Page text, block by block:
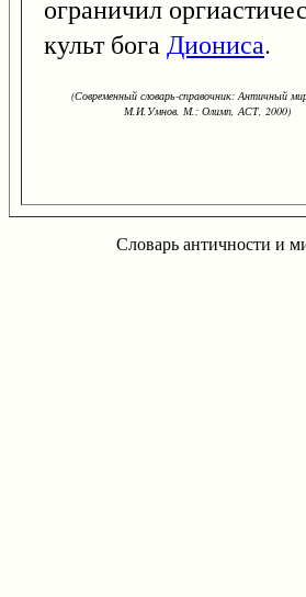
ограничил
культ богаДиониса.
(Современный словарь-справочник: Античный
М.И.Умнов. М.: Олимп, АСТ, 2000)
Словарь античности и